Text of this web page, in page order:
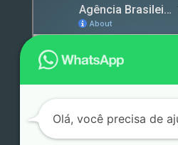
Olá, você precisa de